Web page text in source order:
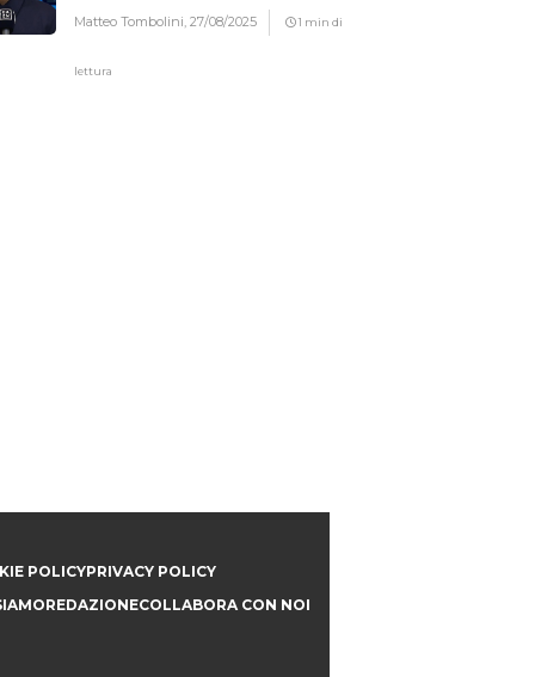
Matteo Tombolini,27/08/2025 1 min di
lettura
POLICYPRIVACY POLICY
REDAZIONECOLLABORA CON NOI